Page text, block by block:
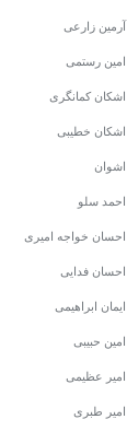
آرمین زارعی
امین رستمی
اشکان کمانگری
اشکان خطیبی
اشوان
احمد سلو
احسان خواجه امیری
احسان فدایی
ایمان ابراهیمی
امین حبیبی
امیر عظیمی
امیر طبری